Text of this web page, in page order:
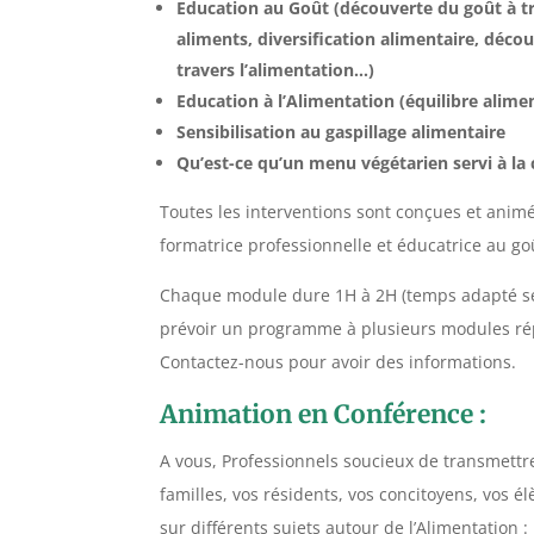
Education au Goût (découverte du goût à
aliments, diversification alimentaire,
travers l’alimentation…)
Education à l’Alimentation (équilibre
Sensibilisation au gaspillage alimentaire
Qu’est-ce qu’un menu végétarien servi à la
Toutes les interventions sont conçues et
formatrice professionnelle et éducatrice au
Chaque module dure 1H à 2H (temps adapté
prévoir un programme à plusieurs modules
Contactez-nous pour avoir des informations.
Animation en Conférence :
A vous, Professionnels soucieux de
familles, vos résidents, vos concitoyens, vos
sur différents sujets autour de l’Alimentation :